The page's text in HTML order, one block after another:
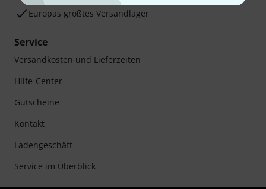
Europas größtes Versandlager
Service
Versandkosten und Lieferzeiten
Hilfe-Center
Gutscheine
Kontakt
Ladengeschäft
Service im Überblick